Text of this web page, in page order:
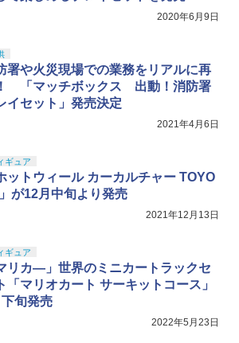
2020年6月9日
署や火災現場での業務をリアルに再
「マッチボックス 出動！消防署
イセット」発売決定
2021年4月6日
ギュア
ットウィール カーカルチャー TOYO
が12月中旬より発売
2021年12月13日
ギュア
リカ―」世界のミニカートラックセ
「マリオカート サーキットコース」
旬発売
2022年5月23日